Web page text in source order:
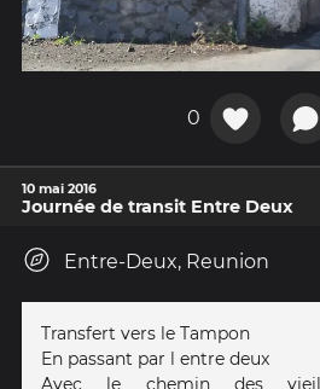
0
10 mai 2016
Journée de transit Entre Deux
Entre-Deux, Reunion
Transfert vers le Tampon
En passant par l entre deux
Avec le chemin des